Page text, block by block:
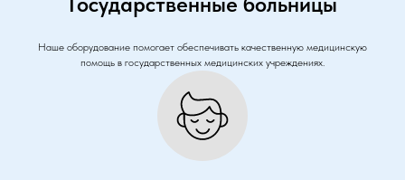
Наше оборудование помогает обеспечивать качественную медицинскую
помощь в государственных медицинских учреждениях.